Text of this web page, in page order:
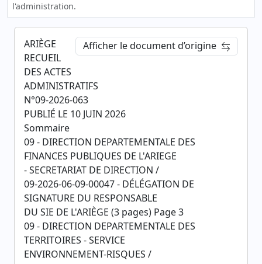
l'administration.
Afficher le document d’origine
ARIÈGE
RECUEIL
DES ACTES
ADMINISTRATIFS
N°09-2026-063
PUBLIÉ LE 10 JUIN 2026
Sommaire
09 - DIRECTION DEPARTEMENTALE DES
FINANCES PUBLIQUES DE L'ARIEGE
- SECRETARIAT DE DIRECTION /
09-2026-06-09-00047 - DÉLÉGATION DE
SIGNATURE DU RESPONSABLE
DU SIE DE L'ARIÈGE (3 pages) Page 3
09 - DIRECTION DEPARTEMENTALE DES
TERRITOIRES - SERVICE
ENVIRONNEMENT-RISQUES /